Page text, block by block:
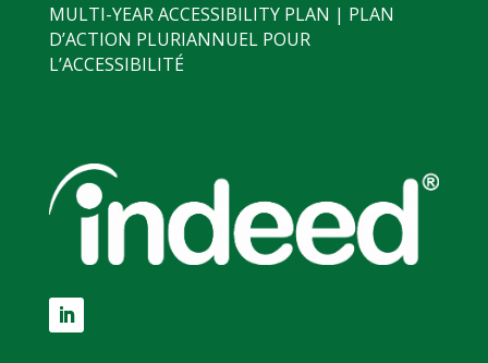
MULTI-YEAR ACCESSIBILITY PLAN | PLAN
D’ACTION PLURIANNUEL POUR
L’ACCESSIBILITÉ